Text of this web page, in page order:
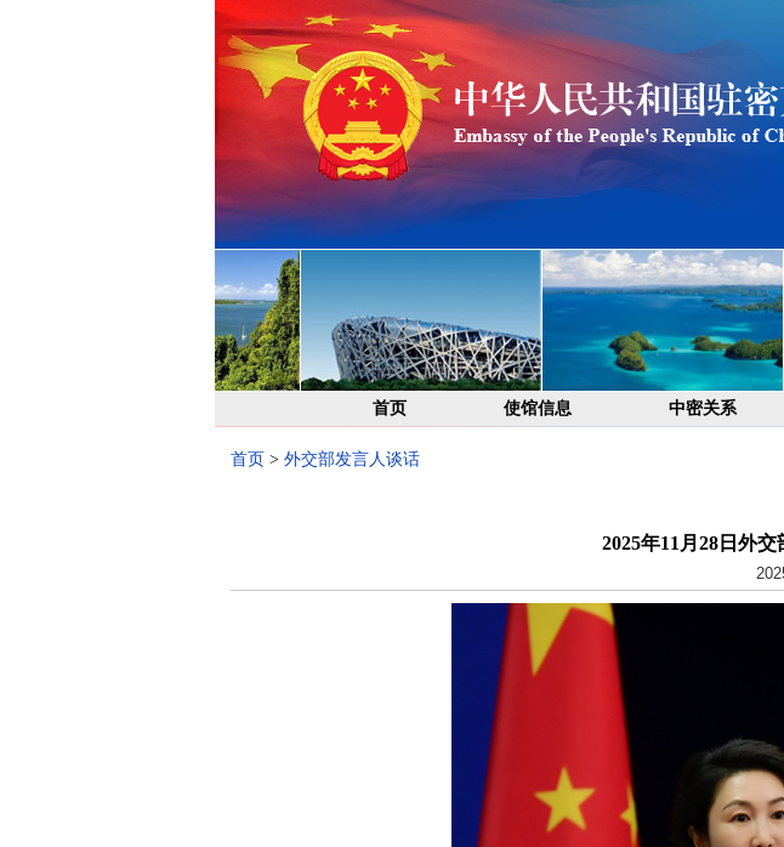
首页 使馆信息 中密关系
首页 > 外交部发言人谈话
2025年11月28日外